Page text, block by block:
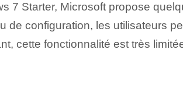
7 Starter, Microsoft propose
de configuration, les utilisateurs
cette fonctionnalité est très‌